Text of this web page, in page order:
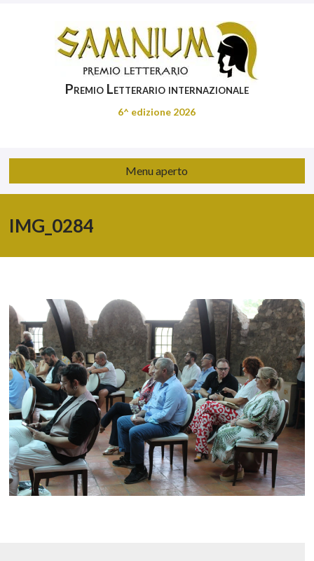
Premio Letterario internazionale
6^ edizione 2026
Menu aperto
IMG_0284